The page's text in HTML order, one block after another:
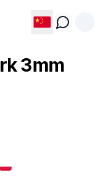
3mm